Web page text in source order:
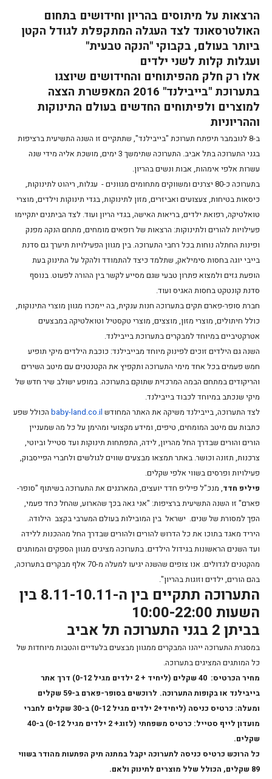
הרצאות על מיתוסים בהריון וחידושים בתחום
האולטרסאונד לצד העגלה המתקפלת לגודל הקטן
ביותר בעולם, בקבוקי "הנקה טבעית"
ועגלות קלות לשני ילדים
אלו רק חלק מהפיתוחים והחידושים שיוצגו
בתערוכת "בייבילנד" 2016 המאפשרת הצצה
למוצרים ולפיתוחים החדשים בעולם התינוקות
וההריוניות
ב-8 לנובמבר תיפתח תערוכת "בייבילנד", שתתקיים זו השנה התשיעית ברציפות
בגני התערוכה בתל אביב. התערוכה שתימשך 3 ימים, מושכת אליה מידי שנה
עשרות אלפי אימהות, אבות ונשים בהריון.
בתערוכה כ-80 יצרנים ומשווקים מתחומים מגוונים - עגלות, ריהוט לתינוקות,
כיסאות בטיחות, צעצועים ואביזרים, מזון לתינוקות, בגדי תינוקות וילדים, מוצרי
טואלטיקה, רפואת ילדים, בריאות האישה, בגדי הריון ועוד. לצד הביתנים יתקיימו
פעילויות להורים ולתינוקות: הרצאות של רופאים מומחים, מתחם הנקה מפנק
ופינות החתלה נוחות בכל רחבי התערוכה. בין מגוון הפעילויות תיערך גם סדנת
בייבי יוגה בחסות סימילאק, שתלמד כיצד להתמודד ולהקל על התינוק בעת
הופעת גזים ולמצוא פתרון טבעי שגם מסייע לקשר בין ההורה לפעוט. בנוסף
סדנת קונטקט בחסות האגיס ועוד.
חברת סופר-פארם תקים בתערוכה חנות ענקית, בה יימכרו מגוון מוצרי התינוקות,
כולל חיתולים, מוצרי מזון, מוצצים, מוצרי טקסטיל וטואלטיקה במבצעים
אטרקטיביים במיוחד למבקרים בתערוכת בייבילנד.
השנה גם הילדים זוכים לפינוק מיוחד מבייבילנד: כוכבת הילדים מיקי תופיע
חמש פעמים בכל אחד מימי התערוכה ותקפיץ את הקטנטנים עם מיטב השירים
והריקודים במתחם הבמה המרכזית שתוקם בתערוכה. במופע ישולב שיר חדש של
מיקי שנכתב במיוחד לכבוד בייבילנד.
לצד התערוכה, בייבילנד משיקה את האתר המחודש baby-land.co.il הכולל שפע
כתבות עם מיטב המומחים, טיפים, ומידע מקצועי ומהימן על כל מה שמעניין
הורים והורים שבדרך החל מהריון, לידה, התפתחות תינוקות ועד סטייל וביוטי,
צרכנות, תזונה וכושר. באתר תמצאו מבצעים שווים לגולשים ולחברי הפייסבוק,
פעילויות ופרסים בשווי אלפי שקלים.
פיליפ חדד, מנכ"ל פיליפ חדד יועצים, המארגנים את התערוכה בשיתוף "סופר-
פארם" זו השנה התשיעית ברציפות: "אני גאה בכך שהארוע, שהחל כחד פעמי,
הפך למסורת של שנים. ישראל בין המובילות בעולם המערבי בקצב הילודה.
היריד מאגד בתוכו את כל הדרוש להורים ולהורים שבדרך החל מההכנות ללידה
ועד השנים הראשונות בגידול הילדים. בתערוכה מציגים מגוון הספקים והמותגים
מהקטנים לגדולים. אנו צופים שהשנה יגיעו למעלה מ-70 אלף מבקרים בתערוכה,
בהם הורים, ילדים וזוגות בהריון".
התערוכה תתקיים בין ה-8.11-10.11 בין
השעות 10:00-22:00
בביתן 2 בגני התערוכה תל אביב
במסגרת התערוכה ייהנו המבקרים ממגוון מבצעים בלעדיים והטבות מיוחדות של
כל המותגים המציגים בתערוכה.
מחיר הכרטיס: 40 שקלים (ליחיד + 2 ילדים מגיל 0-12) דרך אתר
בייבילנד או בקופות התערוכה.
לרוכשים בסופר-פארם ב-59 שקלים
ומעלה: כרטיס כניסה (ליחיד+2 ילדים מגיל 0-12) ב-30 שקלים
לחברי
מועדון לייף סטייל: כרטיס משפחתי (לזוג+ 2 ילדים מגיל 0-12) ב-40
שקלים.
כל הרוכש כרטיס כניסה לתערוכה יקבל במתנה תיק הפתעות מהודר בשווי
89 שקלים, הכולל שלל מוצרים לתינוק ולאם.